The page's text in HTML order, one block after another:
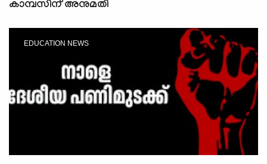
കാമ്പസിന് അനുമതി
EDUCATION NEWS